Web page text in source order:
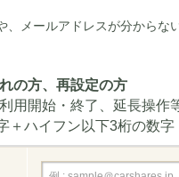
メールアドレスが分からな
の方、再設定の方
用開始・終了、延長操作
＋ハイフン以下3桁の数字